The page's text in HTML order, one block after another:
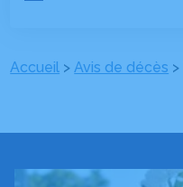
Accueil >Avis de décès >